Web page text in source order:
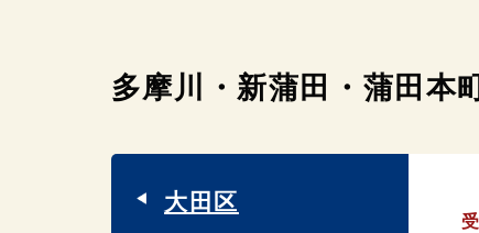
多摩川・新蒲田・蒲田本
大田区